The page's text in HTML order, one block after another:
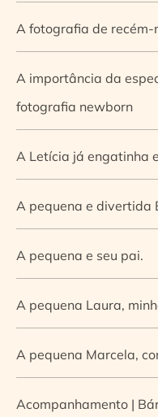
A fotografia de
A importância da
fotografia newborn
A Letícia já engatinha
A pequena e divertida
A pequena e seu pai.
A pequena Laura,
A pequena Marcela,
Acompanhamento |